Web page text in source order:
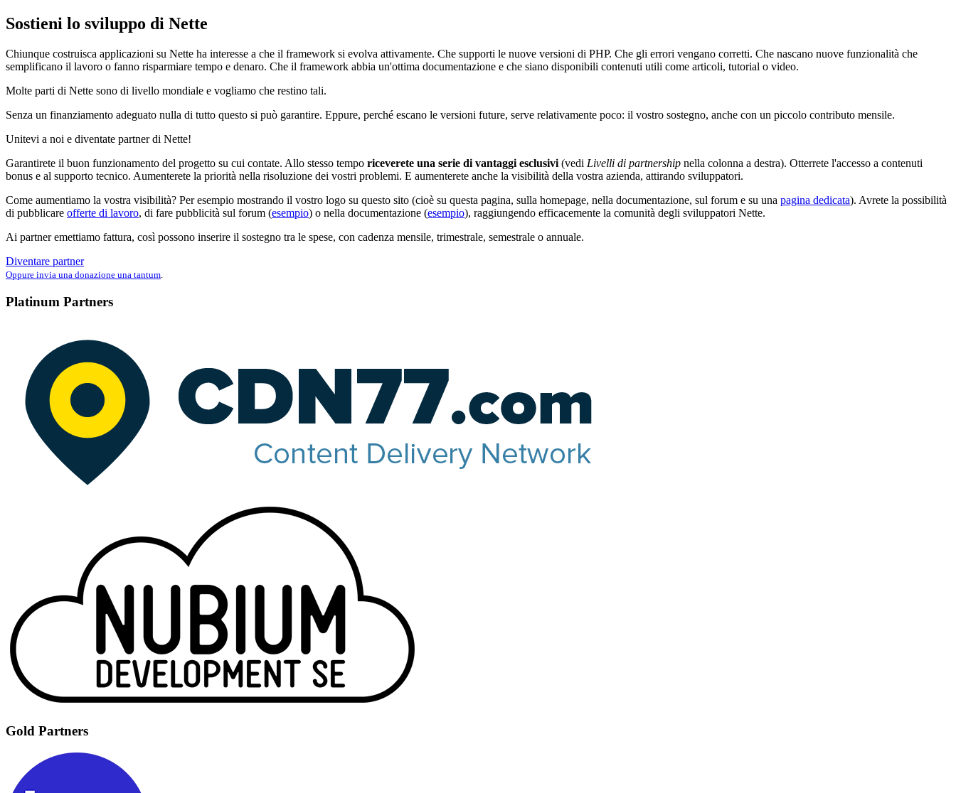
Sostieni lo sviluppo di Nette
Chiunque costruisca applicazioni su Nette ha interesse a che il framework si evolva attivamente. Che supporti le nuove versioni di PHP. Che gli errori vengano corretti. Che nascano nuove funzionalità che
semplificano il lavoro o fanno risparmiare tempo e denaro. Che il framework abbia un'ottima documentazione e che siano disponibili contenuti utili come articoli, tutorial o video.
Molte parti di Nette sono di livello mondiale e vogliamo che restino tali.
Senza un finanziamento adeguato nulla di tutto questo si può garantire. Eppure, perché escano le versioni future, serve relativamente poco: il vostro sostegno, anche con un piccolo contributo mensile.
Unitevi a noi e diventate partner di Nette!
Garantirete il buon funzionamento del progetto su cui contate. Allo stesso tempo riceverete una serie di vantaggi esclusivi (vedi Livelli di partnership nella colonna a destra). Otterrete l'accesso a contenuti
bonus e al supporto tecnico. Aumenterete la priorità nella risoluzione dei vostri problemi. E aumenterete anche la visibilità della vostra azienda, attirando sviluppatori.
Come aumentiamo la vostra visibilità? Per esempio mostrando il vostro logo su questo sito (cioè su questa pagina, sulla homepage, nella documentazione, sul forum e su una pagina dedicata). Avrete la possibilità
di pubblicare offerte di lavoro, di fare pubblicità sul forum (esempio) o nella documentazione (esempio), raggiungendo efficacemente la comunità degli sviluppatori Nette.
Ai partner emettiamo fattura, così possono inserire il sostegno tra le spese, con cadenza mensile, trimestrale, semestrale o annuale.
Diventare partner
Oppure invia una donazione una tantum
Platinum Partners
Gold Partners